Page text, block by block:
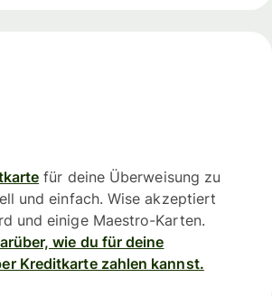
für deine Überweisung zu
und einfach. Wise akzeptiert
und einige Maestro-Karten.
wie du für deine
Kreditkarte zahlen kannst.